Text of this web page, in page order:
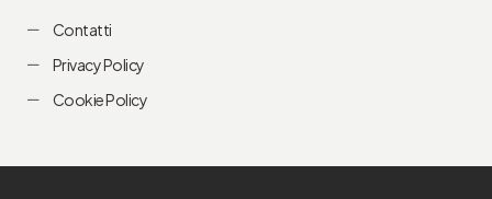
Contatti
Privacy Policy
Cookie Policy